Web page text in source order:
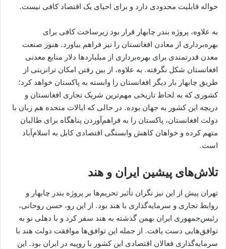
حواله قابلیت محدودی دارد و برای احیای یک اقتصاد کافی نیست.
به علاوه، پروژه بندر چابهار قرار بود زیرساخت کافی برای
بهره‌برداری از معادن افغانستان را نیز فراهم بیاورد. هنوز صنعت
معدن‌ قدرتمندی برای بهره‌برداری از میلیاردها دلار منابع معدنی
افغانستان شکل نگرفته. به علاوه، از بین رفتن امکان ترانزیتی از
طریق چابهار بار دیگر افغانستان را وابسته به پاکستان خواهد کرد؛
کشوری که به لحاظ تاریخی مهم‌ترین شریک تجاری افغانستان و
دریچه این کشور به جهان بوده. در حالی ‌که ایالات متحده هم ‌زبان با
دولت افغانستان، پاکستان را به فراهم‌آوردن پناهگاه برای طالبان
متهم کرده و خواهان کاهش وابستگی اقتصادی کابل به اسلام‌آباد
است.
تلاش‌های پیشین ایران و هند
تهران پیش از این نیز نگران تأثیر تحریم‌ها بر پروژه بندر چابهار و
روابط تجاری و سرمایه‌گذاری با هند بود. از این رو، حسن روحانی،‌
رئیس‌جمهوری ایران بهمن گذشته به هند سفر کرد و با دهلی نو به
توافق‌هایی دست یافت. از جمله این توافق‌ها موافقت دولت هند با
سرمایه‌گذاری فعالان اقتصادی این کشور با روپیه در ایران بود. این